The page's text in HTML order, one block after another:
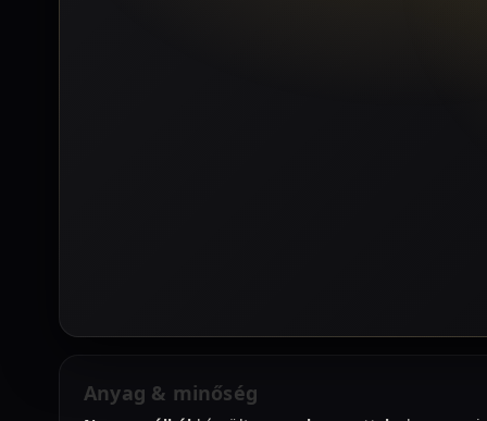
Anyag & minőség